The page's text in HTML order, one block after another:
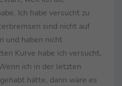
Ich habe versucht zu
sind nicht auf
und haben nicht
Kurve habe ich versucht,
ich in der letzten
hätte, dann wäre es